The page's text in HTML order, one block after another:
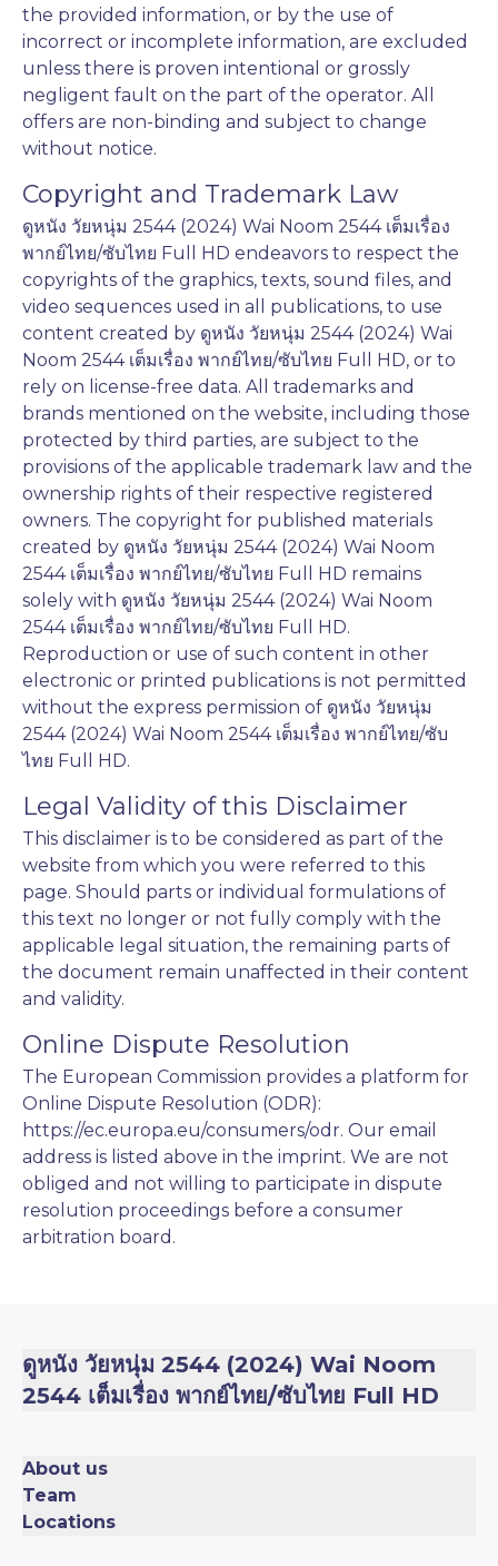
the provided information, or by the use of
incorrect or incomplete information, are excluded
unless there is proven intentional or grossly
negligent fault on the part of the operator. All
offers are non-binding and subject to change
without notice.
Copyright and Trademark Law
ดูหนัง วัยหนุ่ม 2544 (2024) Wai Noom 2544 เต็มเรื่อง
พากย์ไทย/ซับไทย Full HD endeavors to respect the
copyrights of the graphics, texts, sound files, and
video sequences used in all publications, to use
content created by ดูหนัง วัยหนุ่ม 2544 (2024) Wai
Noom 2544 เต็มเรื่อง พากย์ไทย/ซับไทย Full HD, or to
rely on license-free data. All trademarks and
brands mentioned on the website, including those
protected by third parties, are subject to the
provisions of the applicable trademark law and the
ownership rights of their respective registered
owners. The copyright for published materials
created by ดูหนัง วัยหนุ่ม 2544 (2024) Wai Noom
2544 เต็มเรื่อง พากย์ไทย/ซับไทย Full HD remains
solely with ดูหนัง วัยหนุ่ม 2544 (2024) Wai Noom
2544 เต็มเรื่อง พากย์ไทย/ซับไทย Full HD.
Reproduction or use of such content in other
electronic or printed publications is not permitted
without the express permission of ดูหนัง วัยหนุ่ม
2544 (2024) Wai Noom 2544 เต็มเรื่อง พากย์ไทย/ซับ
ไทย Full HD.
Legal Validity of this Disclaimer
This disclaimer is to be considered as part of the
website from which you were referred to this
page. Should parts or individual formulations of
this text no longer or not fully comply with the
applicable legal situation, the remaining parts of
the document remain unaffected in their content
and validity.
Online Dispute Resolution
The European Commission provides a platform for
Online Dispute Resolution (ODR):
https://ec.europa.eu/consumers/odr. Our email
address is listed above in the imprint. We are not
obliged and not willing to participate in dispute
resolution proceedings before a consumer
arbitration board.
ดูหนัง วัยหนุ่ม 2544 (2024) Wai Noom
2544 เต็มเรื่อง พากย์ไทย/ซับไทย Full HD
About us
Team
Locations